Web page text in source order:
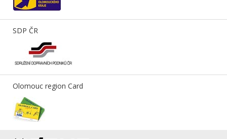
SDP ČR
Olomouc region Card